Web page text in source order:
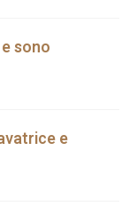
sono
e